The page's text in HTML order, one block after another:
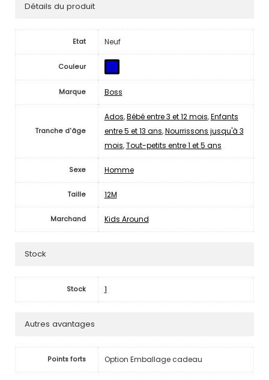
Détails du produit
Etat Neuf
Couleur
Marque Boss
Tranche d'âge
Ados,Bébé entre 3 et 12 mois,Enfants
entre 5 et 13 ans,Nourrissons jusqu'à 3
mois,Tout-petits entre 1 et 5 ans
Sexe Homme
Taille 12M
Marchand Kids Around
Stock
Stock 1
Autres avantages
Points forts Option Emballage cadeau